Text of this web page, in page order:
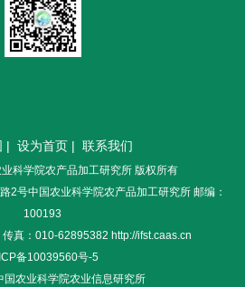
| 设为首页 | 联系我们
科学院农产品加工研究所 版权所有
2号中国农业科学院农产品加工研究所 邮编：
100193
真：010-62895382 http://ifst.caas.cn
备10039560号-5
国农业科学院农业信息研究所